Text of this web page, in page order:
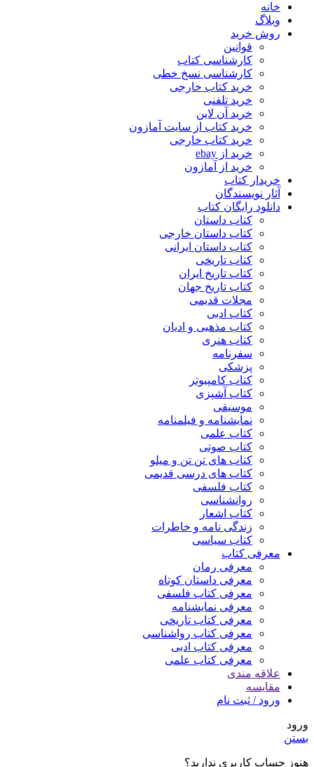
خانه
وبلاگ
روش خرید
قوانین
کارشناسی کتاب
کارشناسی نسخ خطی
خرید کتاب خارجی
خرید تلفنی
خرید آن لاین
خرید کتاب از سایت آمازون
خرید کتاب خارجی
خرید از ebay
خرید از آمازون
خریدار کتاب
آثار نویسندگان
دانلود رایگان کتاب
کتاب داستان
کتاب داستان خارجی
کتاب داستان ایرانی
کتاب تاریخی
کتاب تاریخ ایران
کتاب تاریخ جهان
مجلات قدیمی
کتاب ادبی
کتاب مذهبی و ادیان
کتاب هنری
سفرنامه
پزشکی
کتاب کامپیوتر
کتاب آشپزی
موسیقی
نمایشنامه و فیلمنامه
کتاب علمی
کتاب صوتی
کتاب های تن تن و میلو
کتاب های درسی قدیمی
کتاب فلسفی
روانشناسی
کتاب اشعار
زندگی نامه و خاطرات
کتاب سیاسی
معرفی کتاب
معرفی رمان
معرفی داستان کوتاه
معرفی کتاب فلسفی
معرفی نمایشنامه
معرفی کتاب تاریخی
معرفی کتاب رواشناسی
معرفی کتاب ادبی
معرفی کتاب علمی
علاقه مندی
مقایسه
ورود / ثبت نام
ورود
بستن
هنوز حساب کاربری ندارید؟